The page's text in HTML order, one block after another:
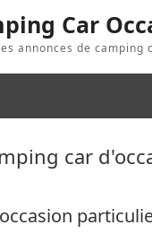
Car
annonces de camping
car